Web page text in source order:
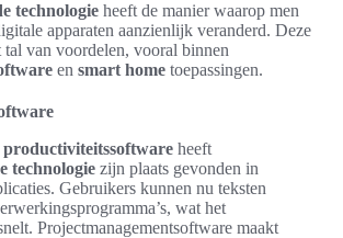
technologie heeft de manier waarop men
apparaten aanzienlijk veranderd. Deze
van voordelen, vooral binnen
en smart home toepassingen.
productiviteitssoftware heeft
technologie zijn plaats gevonden in
Gebruikers kunnen nu teksten
wat het
Projectmanagementsoftware maakt